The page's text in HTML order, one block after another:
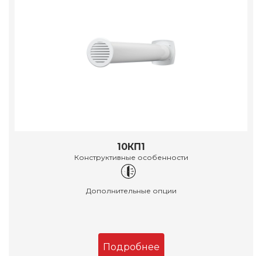
10КП1
Конструктивные особенности
Дополнительные опции
Подробнее